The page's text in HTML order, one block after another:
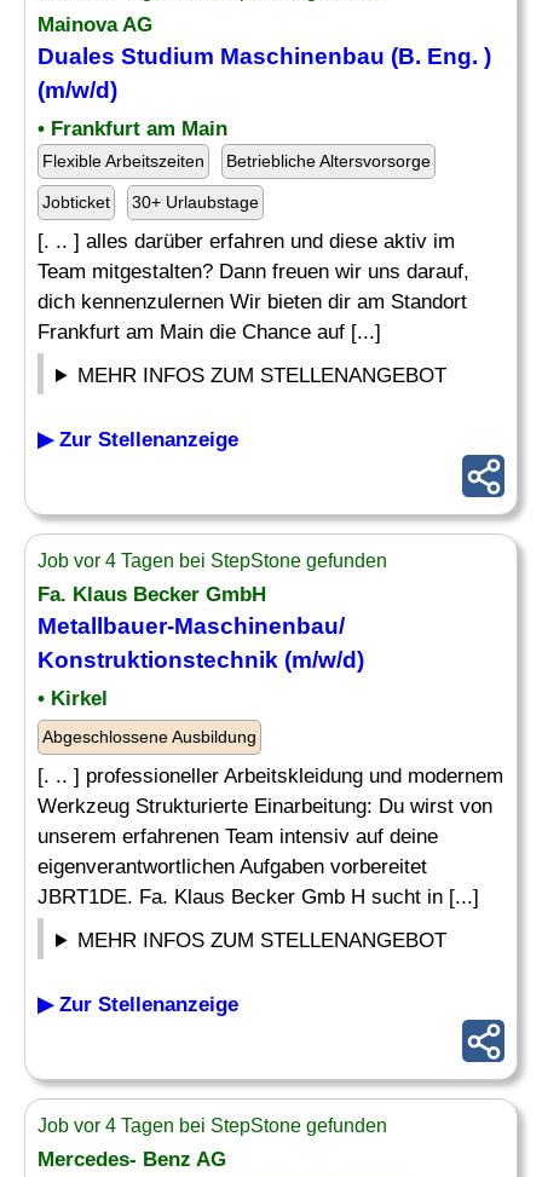
Mainova AG
Duales Studium Maschinenbau (B. Eng. )
(m/w/d)
• Frankfurt am Main
Flexible Arbeitszeiten Betriebliche Altersvorsorge
Jobticket 30+ Urlaubstage
[. .. ] alles darüber erfahren und diese aktiv im
Team mitgestalten? Dann freuen wir uns darauf,
dich kennenzulernen Wir bieten dir am Standort
Frankfurt am Main die Chance auf [...]
MEHR INFOS ZUM STELLENANGEBOT
▶ Zur Stellenanzeige
Job vor 4 Tagen bei StepStone gefunden
Fa. Klaus Becker GmbH
Metallbauer-Maschinenbau/
Konstruktionstechnik (m/w/d)
• Kirkel
Abgeschlossene Ausbildung
[. .. ] professioneller Arbeitskleidung und modernem
Werkzeug Strukturierte Einarbeitung: Du wirst von
unserem erfahrenen Team intensiv auf deine
eigenverantwortlichen Aufgaben vorbereitet
JBRT1DE. Fa. Klaus Becker Gmb H sucht in [...]
MEHR INFOS ZUM STELLENANGEBOT
▶ Zur Stellenanzeige
Job vor 4 Tagen bei StepStone gefunden
Mercedes- Benz AG